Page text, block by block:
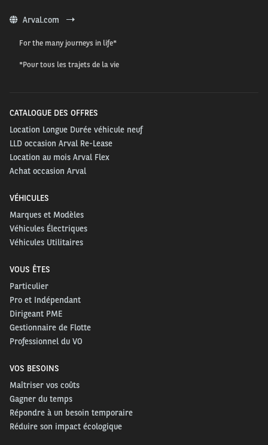
Arval.com
For the many journeys in life*
*Pour tous les trajets de la vie
CATALOGUE DES OFFRES
Location Longue Durée véhicule neuf
LLD occasion Arval Re-Lease
Location au mois Arval Flex
Achat occasion Arval
VÉHICULES
Marques et Modèles
Véhicules Électriques
Véhicules Utilitaires
VOUS ÊTES
Particulier
Pro et Indépendant
Dirigeant PME
Gestionnaire de Flotte
Professionnel du VO
VOS BESOINS
Maîtriser vos coûts
Gagner du temps
Répondre à un besoin temporaire
Réduire son impact écologique